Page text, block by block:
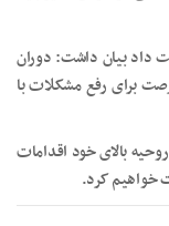
داد بیان داشت: دوران
برای رفع مشکلات با
بالای خود اقدامات
خواهیم کرد.